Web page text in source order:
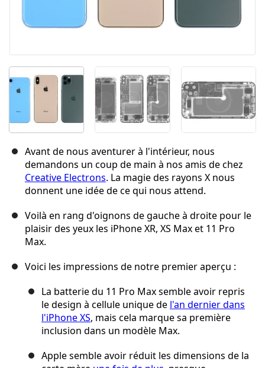
Avant de nous aventurer à l'intérieur, nous
demandons un coup de main à nos amis de chez
Creative Electrons. La magie des rayons X nous
donnent une idée de ce qui nous attend.
Voilà en rang d'oignons de gauche à droite pour le
plaisir des yeux les iPhone XR, XS Max et 11 Pro
Max.
Voici les impressions de notre premier aperçu :
La batterie du 11 Pro Max semble avoir repris
le design à cellule unique de l'an dernier dans
l'iPhone XS, mais cela marque sa première
inclusion dans un modèle Max.
Apple semble avoir réduit les dimensions de la